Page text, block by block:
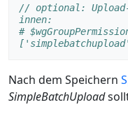
// optional:
innen:
#
Nach dem Speichern
SimpleBatchUpload